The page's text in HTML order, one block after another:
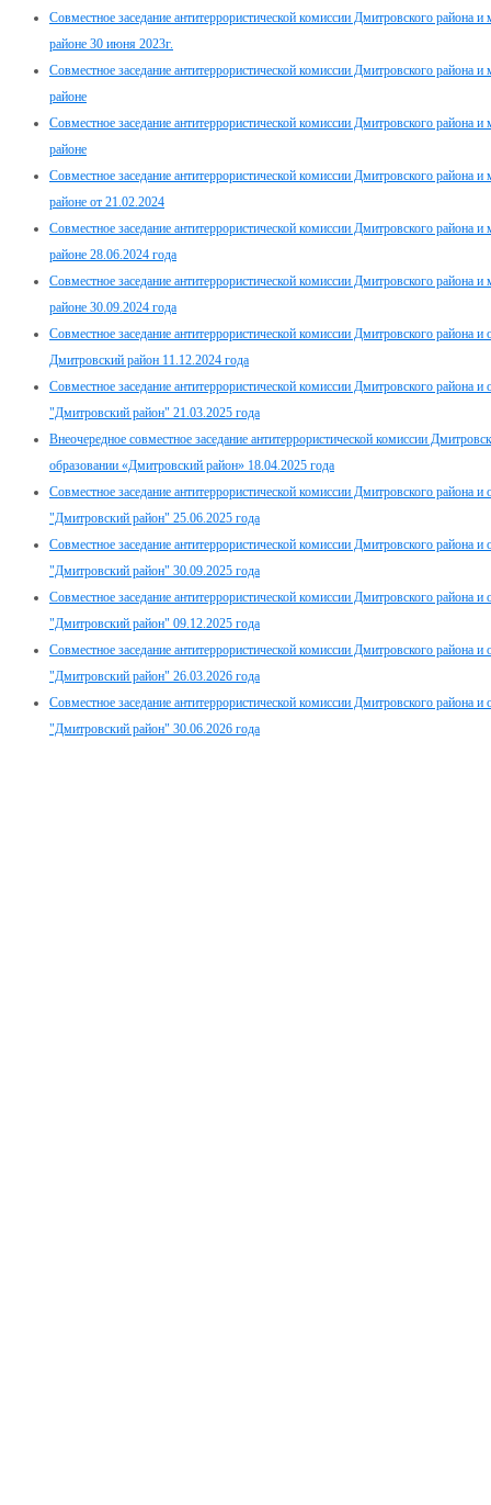
Совместное заседание антитеррористической комиссии Дмитровского
районе 30 июня 2023г.
Совместное заседание антитеррористической комиссии Дмитровского
районе
Совместное заседание антитеррористической комиссии Дмитровского
районе
Совместное заседание антитеррористической комиссии Дмитровского
районе от 21.02.2024
Совместное заседание антитеррористической комиссии Дмитровского
районе 28.06.2024 года
Совместное заседание антитеррористической комиссии Дмитровского
районе 30.09.2024 года
Совместное заседание антитеррористической комиссии Дмитровского района
Дмитровский район 11.12.2024 года
Совместное заседание антитеррористической комиссии Дмитровского района
"Дмитровский район" 21.03.2025 года
Внеочередное совместное заседание антитеррористической комиссии
образовании «Дмитровский район» 18.04.2025 года
Совместное заседание антитеррористической комиссии Дмитровского района
"Дмитровский район" 25.06.2025 года
Совместное заседание антитеррористической комиссии Дмитровского района
"Дмитровский район" 30.09.2025 года
Совместное заседание антитеррористической комиссии Дмитровского района
"Дмитровский район" 09.12.2025 года
Совместное заседание антитеррористической комиссии Дмитровского района
"Дмитровский район" 26.03.2026 года
Совместное заседание антитеррористической комиссии Дмитровского района
"Дмитровский район" 30.06.2026 года